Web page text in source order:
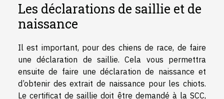
Les déclarations de saillie et de
naissance
Il est important, pour des chiens de race, de faire
une déclaration de saillie. Cela vous permettra
ensuite de faire une déclaration de naissance et
d’obtenir des extrait de naissance pour les chiots.
Le certificat de saillie doit être demandé à la SCC,